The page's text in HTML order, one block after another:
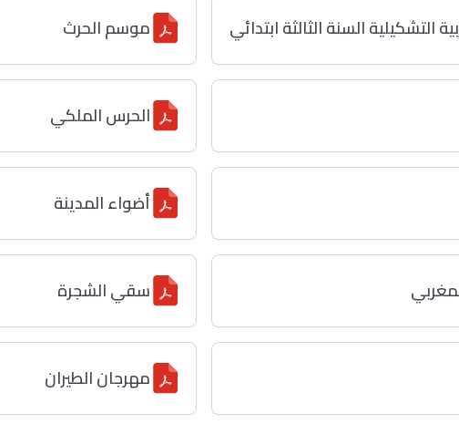
التشكيلية السنة الثالثة ابتدائي موسم الحرث
الحرس الملكي
أضواء المدينة
سقي الشجرة
مهرجان الطيران